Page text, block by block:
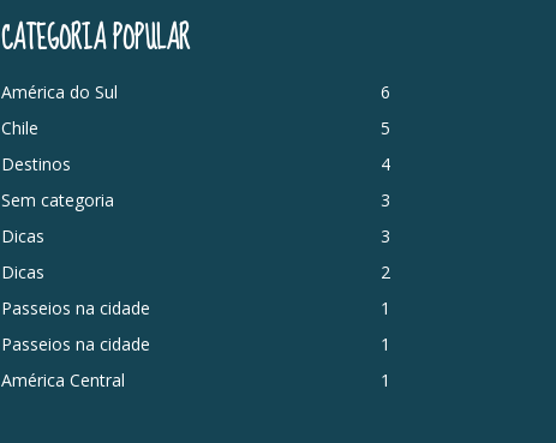
CATEGORIA POPULAR
América do Sul
6
Chile
5
Destinos
4
Sem categoria
3
Dicas
3
Dicas
2
Passeios na cidade
1
Passeios na cidade
1
América Central
1